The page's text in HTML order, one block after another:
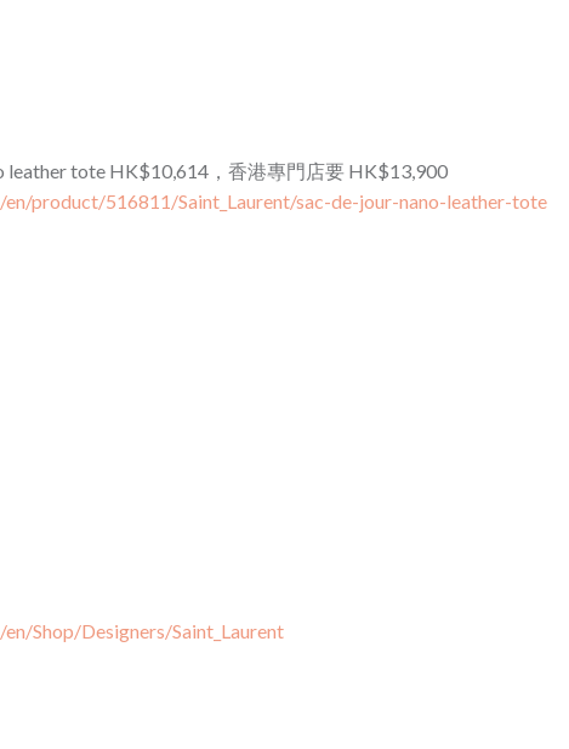
leather tote HK$10,614，香港專門店要 HK$13,900
product/516811/Saint_Laurent/sac-de-jour-nano-leather-tote
Shop/Designers/Saint_Laurent